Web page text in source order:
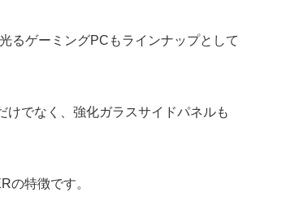
るゲーミングPCもラインナップとして
でなく、強化ガラスサイドパネルも
の特徴です。